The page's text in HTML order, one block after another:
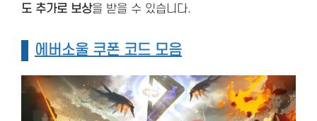
도 추가로 보상을 받을 수 있습니다.
에버소울 쿠폰 코드 모음